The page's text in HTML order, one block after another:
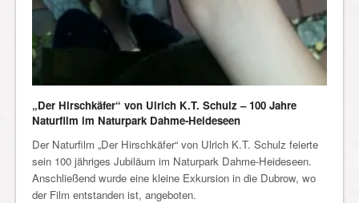
„Der Hirschkäfer“ von Ulrich K.T. Schulz – 100 Jahre
Naturfilm im Naturpark Dahme-Heideseen
Der Naturfilm „Der Hirschkäfer“ von Ulrich K.T. Schulz feierte
sein 100 jähriges Jubiläum im Naturpark Dahme-Heideseen.
Anschließend wurde eine kleine Exkursion in die Dubrow, wo
der Film entstanden ist, angeboten.